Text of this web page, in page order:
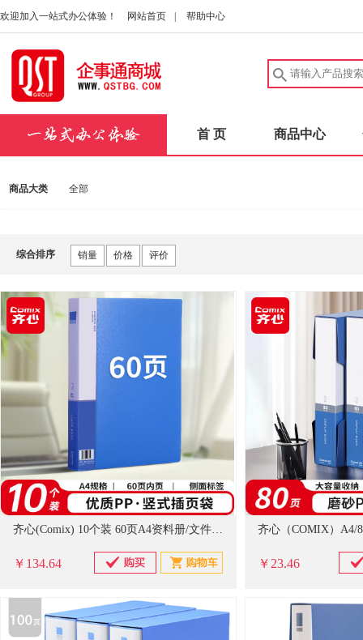
欢迎加入一站式办公体验！ 网站首页 帮助中心
首 页 商品中心
商品大类 全部
综合排序 销量 价格 评价
齐心(Comix) 10个装 60页A4资料册/文件册 EA61 蓝色 办公文具
￥134.64 ￥23.46